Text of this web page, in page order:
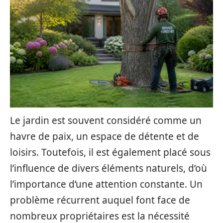
Le jardin est souvent considéré comme un
havre de paix, un espace de détente et de
loisirs. Toutefois, il est également placé sous
l’influence de divers éléments naturels, d’où
l’importance d’une attention constante. Un
problème récurrent auquel font face de
nombreux propriétaires est la nécessité